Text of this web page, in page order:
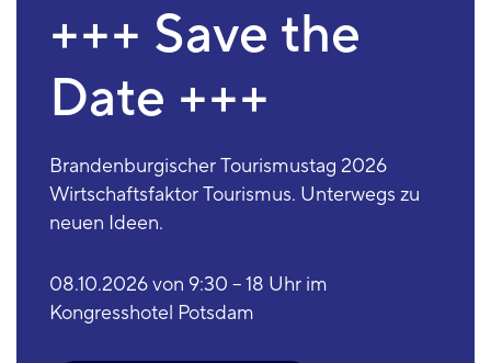
+++ Save the
Date +++
Brandenburgischer Tourismustag 2026
Wirtschaftsfaktor Tourismus. Unterwegs zu
neuen Ideen.
08.10.2026 von 9:30 – 18 Uhr im
Kongresshotel Potsdam